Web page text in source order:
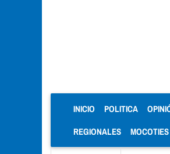
INICIO (CURRENT)
POLITICA
REGIONALES MOCOTIES